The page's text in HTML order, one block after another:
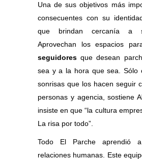
Una de sus objetivos más
consecuentes con su
que brindan cercanía a
Aprovechan los espacios
seguidores que desean
sea y a la hora que sea. Sólo
sonrisas que los hacen seguir
personas y agencia, sostiene
insiste en que “la cultura
La risa por todo”.
Todo El Parche aprendió
relaciones humanas. Este